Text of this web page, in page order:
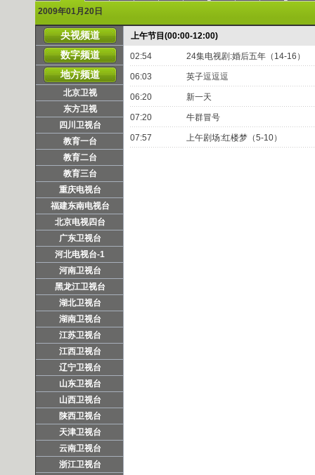
2009年01月20日
央视频道
数字频道
地方频道
北京卫视
东方卫视
四川卫视台
教育一台
教育二台
教育三台
重庆电视台
福建东南电视台
北京电视四台
广东卫视台
河北电视台-1
河南卫视台
黑龙江卫视台
湖北卫视台
湖南卫视台
江苏卫视台
江西卫视台
辽宁卫视台
山东卫视台
山西卫视台
陕西卫视台
天津卫视台
云南卫视台
浙江卫视台
上午节目(00:00-12:00)
02:54 24集电视剧:婚后五年（14-16）
06:03 英子逗逗逗
06:20 新一天
07:20 牛群冒号
07:57 上午剧场:红楼梦（5-10）